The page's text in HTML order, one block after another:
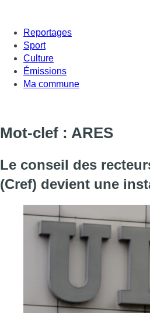
Reportages
Sport
Culture
Émissions
Ma commune
Mot-clef : ARES
Le conseil des
(Cref) devient une